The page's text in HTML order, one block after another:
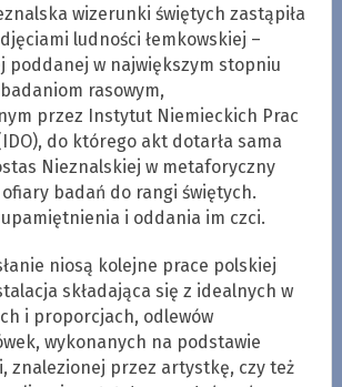
wizerunki świętych zastąpiła
ludności łemkowskiej –
poddanej w największym stopniu
rasowym,
przez Instytut Niemieckich Prac
do którego akt dotarła sama
Nieznalskiej w metaforyczny
badań do rangi świętych.
i oddania im czci.
niosą kolejne prace polskiej
składająca się z idealnych w
i proporcjach, odlewów
wykonanych na podstawie
znalezionej przez artystkę, czy też